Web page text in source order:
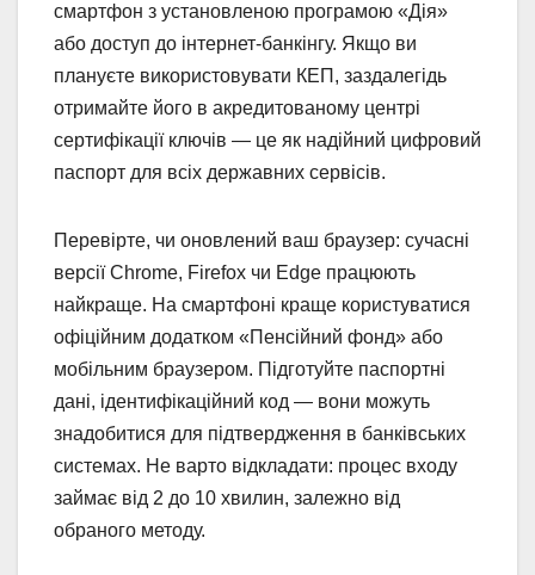
смартфон з установленою програмою «Дія»
або доступ до інтернет-банкінгу. Якщо ви
плануєте використовувати КЕП, заздалегідь
отримайте його в акредитованому центрі
сертифікації ключів — це як надійний цифровий
паспорт для всіх державних сервісів.
Перевірте, чи оновлений ваш браузер: сучасні
версії Chrome, Firefox чи Edge працюють
найкраще. На смартфоні краще користуватися
офіційним додатком «Пенсійний фонд» або
мобільним браузером. Підготуйте паспортні
дані, ідентифікаційний код — вони можуть
знадобитися для підтвердження в банківських
системах. Не варто відкладати: процес входу
займає від 2 до 10 хвилин, залежно від
обраного методу.